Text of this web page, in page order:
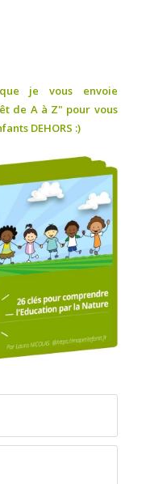
je vous envoie
de A à Z" pour vous
DEHORS :)